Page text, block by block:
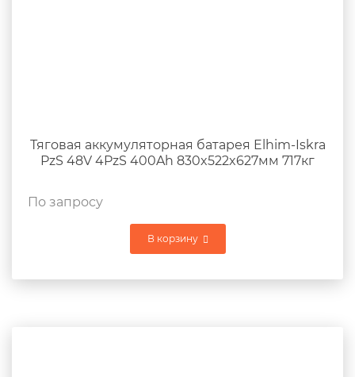
Тяговая аккумуляторная батарея Elhim-Iskra
PzS 48V 4PzS 400Ah 830x522x627мм 717кг
По запросу
В корзину